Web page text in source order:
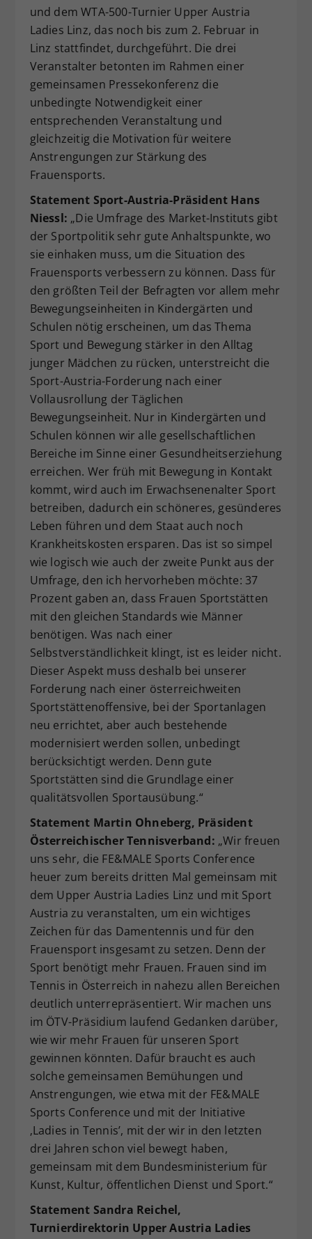
und dem WTA-500-Turnier Upper Austria
Ladies Linz, das noch bis zum 2. Februar in
Linz stattfindet, durchgeführt. Die drei
Veranstalter betonten im Rahmen einer
gemeinsamen Pressekonferenz die
unbedingte Notwendigkeit einer
entsprechenden Veranstaltung und
gleichzeitig die Motivation für weitere
Anstrengungen zur Stärkung des
Frauensports.
Statement Sport-Austria-Präsident Hans
Niessl: „Die Umfrage des Market-Instituts gibt
der Sportpolitik sehr gute Anhaltspunkte, wo
sie einhaken muss, um die Situation des
Frauensports verbessern zu können. Dass für
den größten Teil der Befragten vor allem mehr
Bewegungseinheiten in Kindergärten und
Schulen nötig erscheinen, um das Thema
Sport und Bewegung stärker in den Alltag
junger Mädchen zu rücken, unterstreicht die
Sport-Austria-Forderung nach einer
Vollausrollung der Täglichen
Bewegungseinheit. Nur in Kindergärten und
Schulen können wir alle gesellschaftlichen
Bereiche im Sinne einer Gesundheitserziehung
erreichen. Wer früh mit Bewegung in Kontakt
kommt, wird auch im Erwachsenenalter Sport
betreiben, dadurch ein schöneres, gesünderes
Leben führen und dem Staat auch noch
Krankheitskosten ersparen. Das ist so simpel
wie logisch wie auch der zweite Punkt aus der
Umfrage, den ich hervorheben möchte: 37
Prozent gaben an, dass Frauen Sportstätten
mit den gleichen Standards wie Männer
benötigen. Was nach einer
Selbstverständlichkeit klingt, ist es leider nicht.
Dieser Aspekt muss deshalb bei unserer
Forderung nach einer österreichweiten
Sportstättenoffensive, bei der Sportanlagen
neu errichtet, aber auch bestehende
modernisiert werden sollen, unbedingt
berücksichtigt werden. Denn gute
Sportstätten sind die Grundlage einer
qualitätsvollen Sportausübung.“
Statement Martin Ohneberg, Präsident
Österreichischer Tennisverband: „Wir freuen
uns sehr, die FE&MALE Sports Conference
heuer zum bereits dritten Mal gemeinsam mit
dem Upper Austria Ladies Linz und mit Sport
Austria zu veranstalten, um ein wichtiges
Zeichen für das Damentennis und für den
Frauensport insgesamt zu setzen. Denn der
Sport benötigt mehr Frauen. Frauen sind im
Tennis in Österreich in nahezu allen Bereichen
deutlich unterrepräsentiert. Wir machen uns
im ÖTV-Präsidium laufend Gedanken darüber,
wie wir mehr Frauen für unseren Sport
gewinnen könnten. Dafür braucht es auch
solche gemeinsamen Bemühungen und
Anstrengungen, wie etwa mit der FE&MALE
Sports Conference und mit der Initiative
‚Ladies in Tennis’, mit der wir in den letzten
drei Jahren schon viel bewegt haben,
gemeinsam mit dem Bundesministerium für
Kunst, Kultur, öffentlichen Dienst und Sport.“
Statement Sandra Reichel,
Turnierdirektorin Upper Austria Ladies